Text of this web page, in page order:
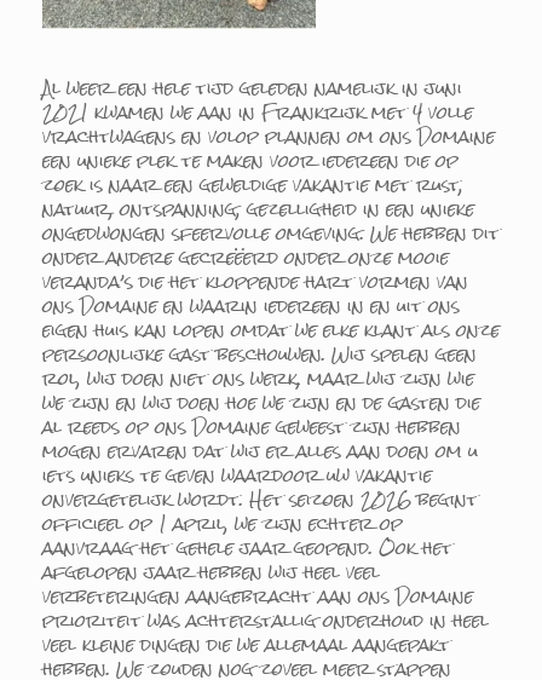
Al weer een hele tijd geleden namelijk in juni
2021 kwamen we aan in Frankrijk met 4 volle
vrachtwagens en volop plannen om ons Domaine
een unieke plek te maken voor iedereen die op
zoek is naar een geweldige vakantie met rust,
natuur, ontspanning, gezelligheid in een unieke
ongedwongen sfeervolle omgeving. We hebben dit
onder andere gecreëerd onder onze mooie
veranda’s die het kloppende hart vormen van
ons Domaine en waarin iedereen in en uit ons
eigen huis kan lopen omdat we elke klant als onze
persoonlijke gast beschouwen. Wij spelen geen
rol, wij doen niet ons werk, maar wij zijn wie
we zijn en wij doen hoe we zijn en de gasten die
al reeds op ons Domaine geweest zijn hebben
mogen ervaren dat wij er alles aan doen om u
iets unieks te geven waardoor uw vakantie
onvergetelijk wordt. Het seizoen 2026 begint
officieel op 1 april, we zijn echter op
aanvraag het gehele jaar geopend. Ook het
afgelopen jaar hebben wij heel veel
verbeteringen aangebracht aan ons Domaine
prioriteit was achterstallig onderhoud in heel
veel kleine dingen die we allemaal aangepakt
hebben. We zouden nog zoveel meer stappen